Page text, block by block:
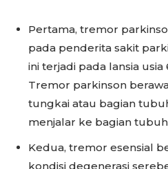
Pertama, tremor
pada penderita sakit
ini terjadi pada lansia usia
Tremor parkinson
tungkai atau bagian
menjalar ke bagian tubuh
Kedua, tremor esensial
kondisi degenerasi